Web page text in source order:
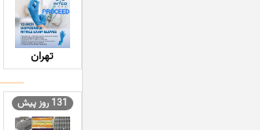
تهران
131 روز پیش